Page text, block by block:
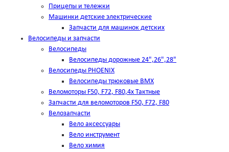
Прицепы и тележки
Машинки детские электрические
Запчасти для машинок детских
Велосипеды и запчасти
Велосипеды
Велосипеды дорожные 24",26",28"
Велосипеды PHOENIX
Велосипеды трюковые BMX
Веломоторы F50, F72, F80,4х Тактные
Запчасти для веломоторов F50, F72, F80
Велозапчасти
Вело аксессуары
Вело инструмент
Вело химия